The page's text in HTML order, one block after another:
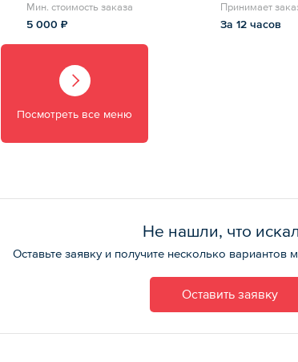
Мин. стоимость заказа
5 000 ₽
Принимает
За 12 часов
Посмотреть все меню
Не нашли, что
Оставьте заявку и получите несколько
Оставить заявку